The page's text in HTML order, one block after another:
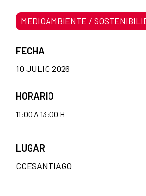
MEDIOAMBIENTE /
FECHA
10 JULIO 2026
HORARIO
11:00 A 13:00 H
LUGAR
CCESANTIAGO